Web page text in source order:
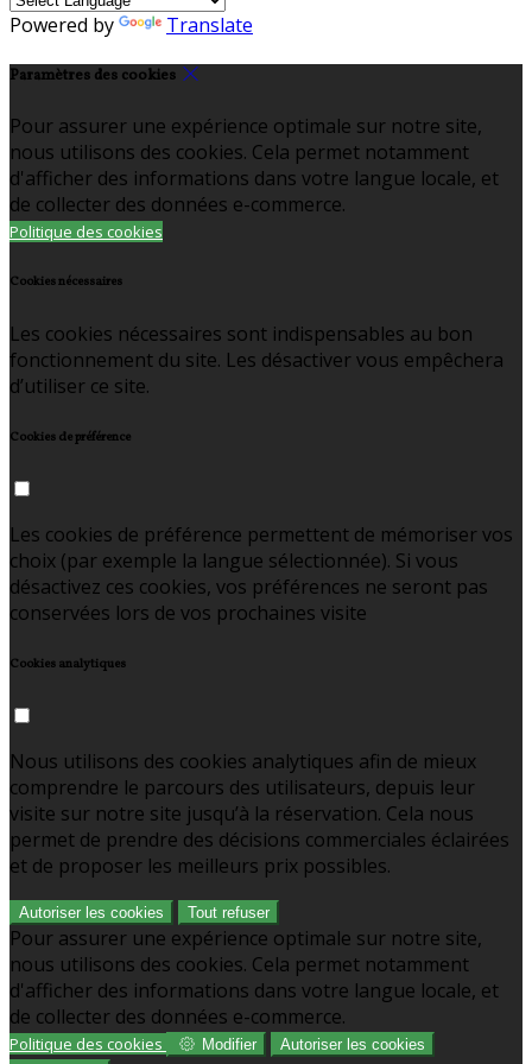
Powered by Translate
Paramètres des cookies
Pour assurer une expérience optimale sur notre site,
nous utilisons des cookies. Cela permet notamment
d'afficher des informations dans votre langue locale, et
de collecter des données e-commerce.
Politique des cookies
Cookies nécessaires
Les cookies nécessaires sont indispensables au bon
fonctionnement du site. Les désactiver vous empêchera
d’utiliser ce site.
Cookies de préférence
Les cookies de préférence permettent de mémoriser vos
choix (par exemple la langue sélectionnée). Si vous
désactivez ces cookies, vos préférences ne seront pas
conservées lors de vos prochaines visite
Cookies analytiques
Nous utilisons des cookies analytiques afin de mieux
comprendre le parcours des utilisateurs, depuis leur
visite sur notre site jusqu’à la réservation. Cela nous
permet de prendre des décisions commerciales éclairées
et de proposer les meilleurs prix possibles.
Autoriser les cookies Tout refuser
Pour assurer une expérience optimale sur notre site,
nous utilisons des cookies. Cela permet notamment
d'afficher des informations dans votre langue locale, et
de collecter des données e-commerce.
Politique des cookies Modifier
Autoriser les cookies